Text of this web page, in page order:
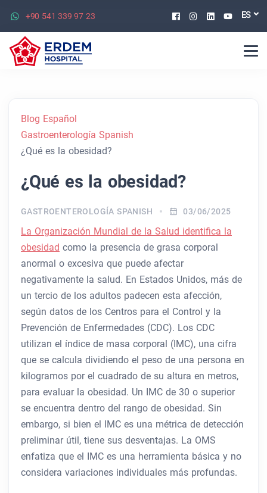
+90 541 339 97 23 Facebook
Instagram
Linkedin
ES
Blog Español
Gastroenterología Spanish
¿Qué es la obesidad?
¿Qué es la obesidad?
GASTROENTEROLOGÍA SPANISH 03/06/2025
La Organización Mundial de la Salud identifica la
obesidad como la presencia de grasa corporal
anormal o excesiva que puede afectar
negativamente la salud. En Estados Unidos, más de
un tercio de los adultos padecen esta afección,
según datos de los Centros para el Control y la
Prevención de Enfermedades (CDC). Los CDC
utilizan el índice de masa corporal (IMC), una cifra
que se calcula dividiendo el peso de una persona en
kilogramos por el cuadrado de su altura en metros,
para evaluar la obesidad. Un IMC de 30 o superior
se encuentra dentro del rango de obesidad. Sin
embargo, si bien el IMC es una métrica de detección
preliminar útil, tiene sus desventajas. La OMS
enfatiza que el IMC es una herramienta básica y no
considera variaciones individuales más profundas.